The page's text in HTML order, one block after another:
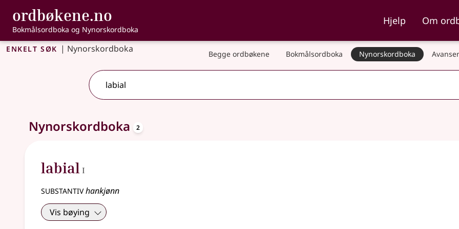
Gå til hovedinnhold
Tilgjengelighet
ordbøkene.no , Bokmålsordboka og Nynorskordboka
Bokmålsordboka og Nynorskordboka
Hjelp Om
Enkelt søk | Nynorskordboka Begge ordbøkene Bokmålsordboka Nynorskordboka
2 treff.Ytterligere søkeforslag tilgjengelige
Nynorskordboka 2
labial I
substantivhankjønn
Vis bøying